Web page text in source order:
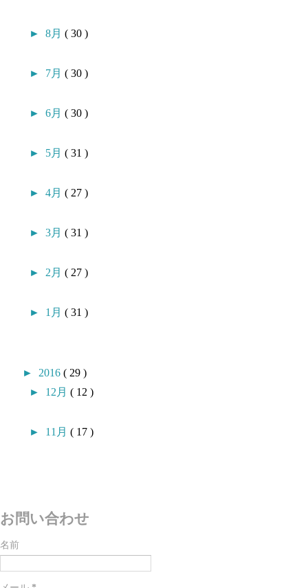
►8月( 30 )
► 7月( 30 )
►6月( 30 )
► 5月( 31 )
►4月( 27 )
►3月( 31 )
► 2月( 27 )
► 1月( 31 )
► 2016( 29 )
► 12月( 12 )
► 11月( 17 )
お問い合わせ
名前